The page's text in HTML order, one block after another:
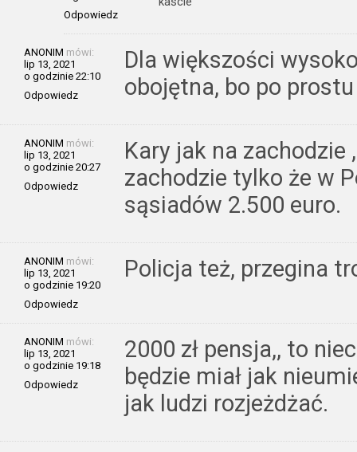
Odpowiedz
ANONIM mówi:
lip 13, 2021
o godzinie 22:10
Odpowiedz
Dla większości
obojętna, bo po
ANONIM mówi:
lip 13, 2021
o godzinie 20:27
Odpowiedz
Kary jak na zachodzie
zachodzie tylko że w
sąsiadów 2.500 euro.
ANONIM mówi:
lip 13, 2021
o godzinie 19:20
Odpowiedz
Policja też, przegina
ANONIM mówi:
lip 13, 2021
o godzinie 19:18
Odpowiedz
2000 zł pensja,, to
będzie miał jak
jak ludzi rozjeżdżać.